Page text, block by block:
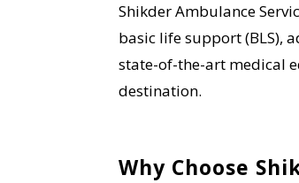
Shikder Ambulance
basic life support (BLS),
state-of-the-art medical
destination.
Why Choose